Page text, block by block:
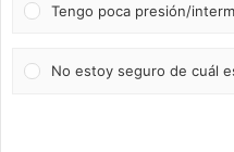
Tengo poca presión/
No estoy seguro de cuál